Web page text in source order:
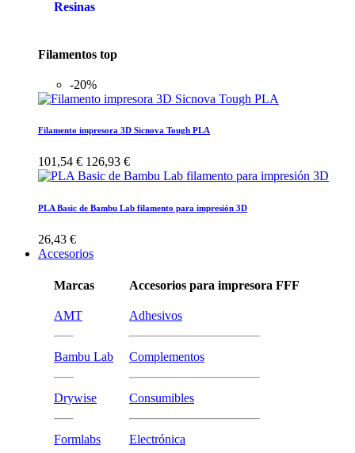
Resinas
Filamentos top
-20%
Filamento impresora 3D Sicnova Tough PLA
101,54 € 126,93 €
PLA Basic de Bambu Lab filamento para impresión 3D
26,43 €
Accesorios
Marcas
AMT
Bambu Lab
Drywise
Formlabs
Accesorios para impresora FFF
Adhesivos
Complementos
Consumibles
Electrónica